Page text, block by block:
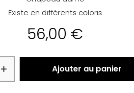
Existe en différents coloris
56,00 €
Ajouter au panier